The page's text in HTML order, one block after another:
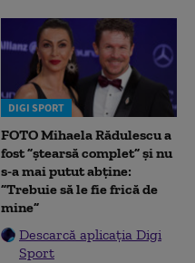
DIGI SPORT
FOTO Mihaela Rădulescu a
fost ”ștearsă complet” și nu
s-a mai putut abține:
”Trebuie să le fie frică de
mine”
Descarcă aplicația Digi
Sport